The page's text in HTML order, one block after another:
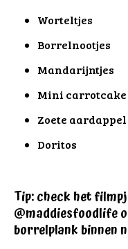
Worteltjes
Borrelnootjes
Mandarijntjes
Mini carrotcake
Zoete
Doritos
Tip: check het
@maddiesfoodlife
borrelplank binnen